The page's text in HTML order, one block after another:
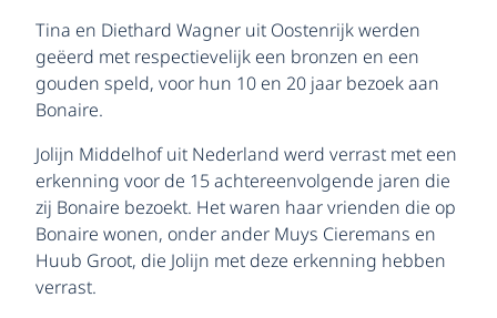
Tina en Diethard Wagner uit Oostenrijk werden
geëerd met respectievelijk een bronzen en een
gouden speld, voor hun 10 en 20 jaar bezoek aan
Bonaire.
Jolijn Middelhof uit Nederland werd verrast met een
erkenning voor de 15 achtereenvolgende jaren die
zij Bonaire bezoekt. Het waren haar vrienden die op
Bonaire wonen, onder ander Muys Cieremans en
Huub Groot, die Jolijn met deze erkenning hebben
verrast.